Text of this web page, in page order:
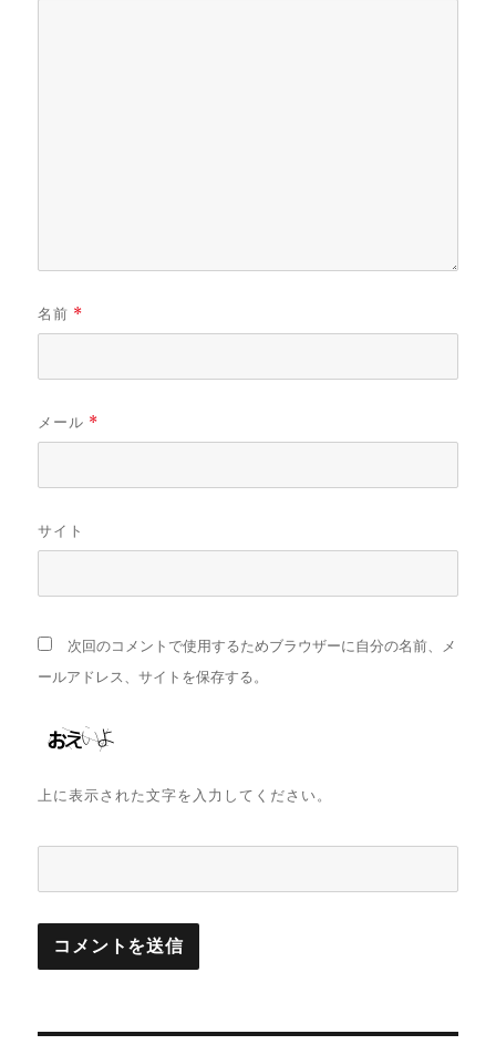
名前 *
メール *
サイト
次回のコメントで使用するためブラウザーに自分の名前、メ
ールアドレス、サイトを保存する。
上に表示された文字を入力してください。